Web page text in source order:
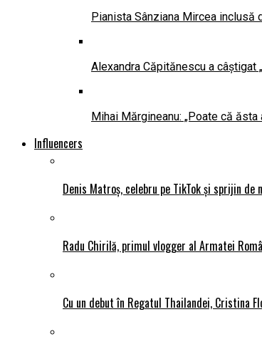
Pianista Sânziana Mircea
Alexandra Căpitănescu a câștigat
Mihai Mărgineanu: „Poate că
Influencers
Denis Matroș, celebru pe TikTok și sprijin de
Radu Chirilă, primul vlogger al Armatei
Cu un debut în Regatul Thailandei,